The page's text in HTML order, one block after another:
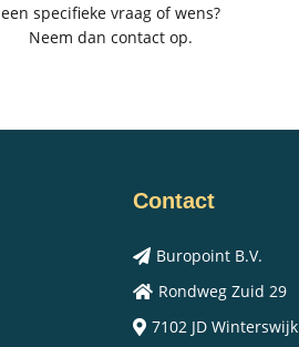
een specifieke vraag of wens?
Neem dan contact op.
Contact
Buropoint B.V.
Rondweg Zuid 29
7102 JD Winterswijk